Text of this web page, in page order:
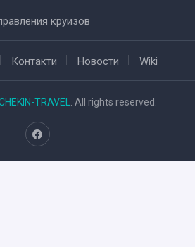
круизов
Контакти Новости Wiki
TRAVEL . All rights reserved.